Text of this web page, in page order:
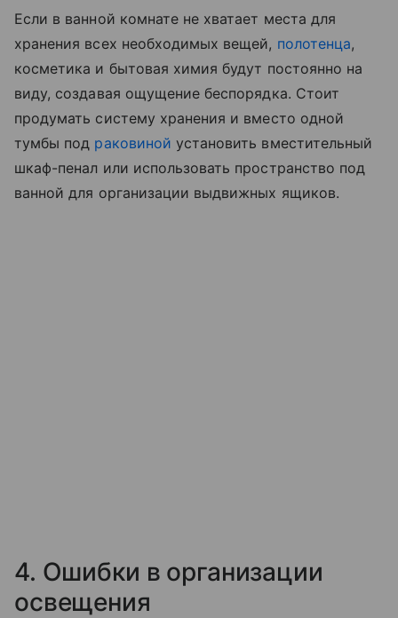
Если в ванной комнате не хватает места для
хранения всех необходимых вещей, полотенца,
косметика и бытовая химия будут постоянно на
виду, создавая ощущение беспорядка. Стоит
продумать систему хранения и вместо одной
тумбы под раковиной установить вместительный
шкаф-пенал или использовать пространство под
ванной для организации выдвижных ящиков.
4. Ошибки в организации
освещения